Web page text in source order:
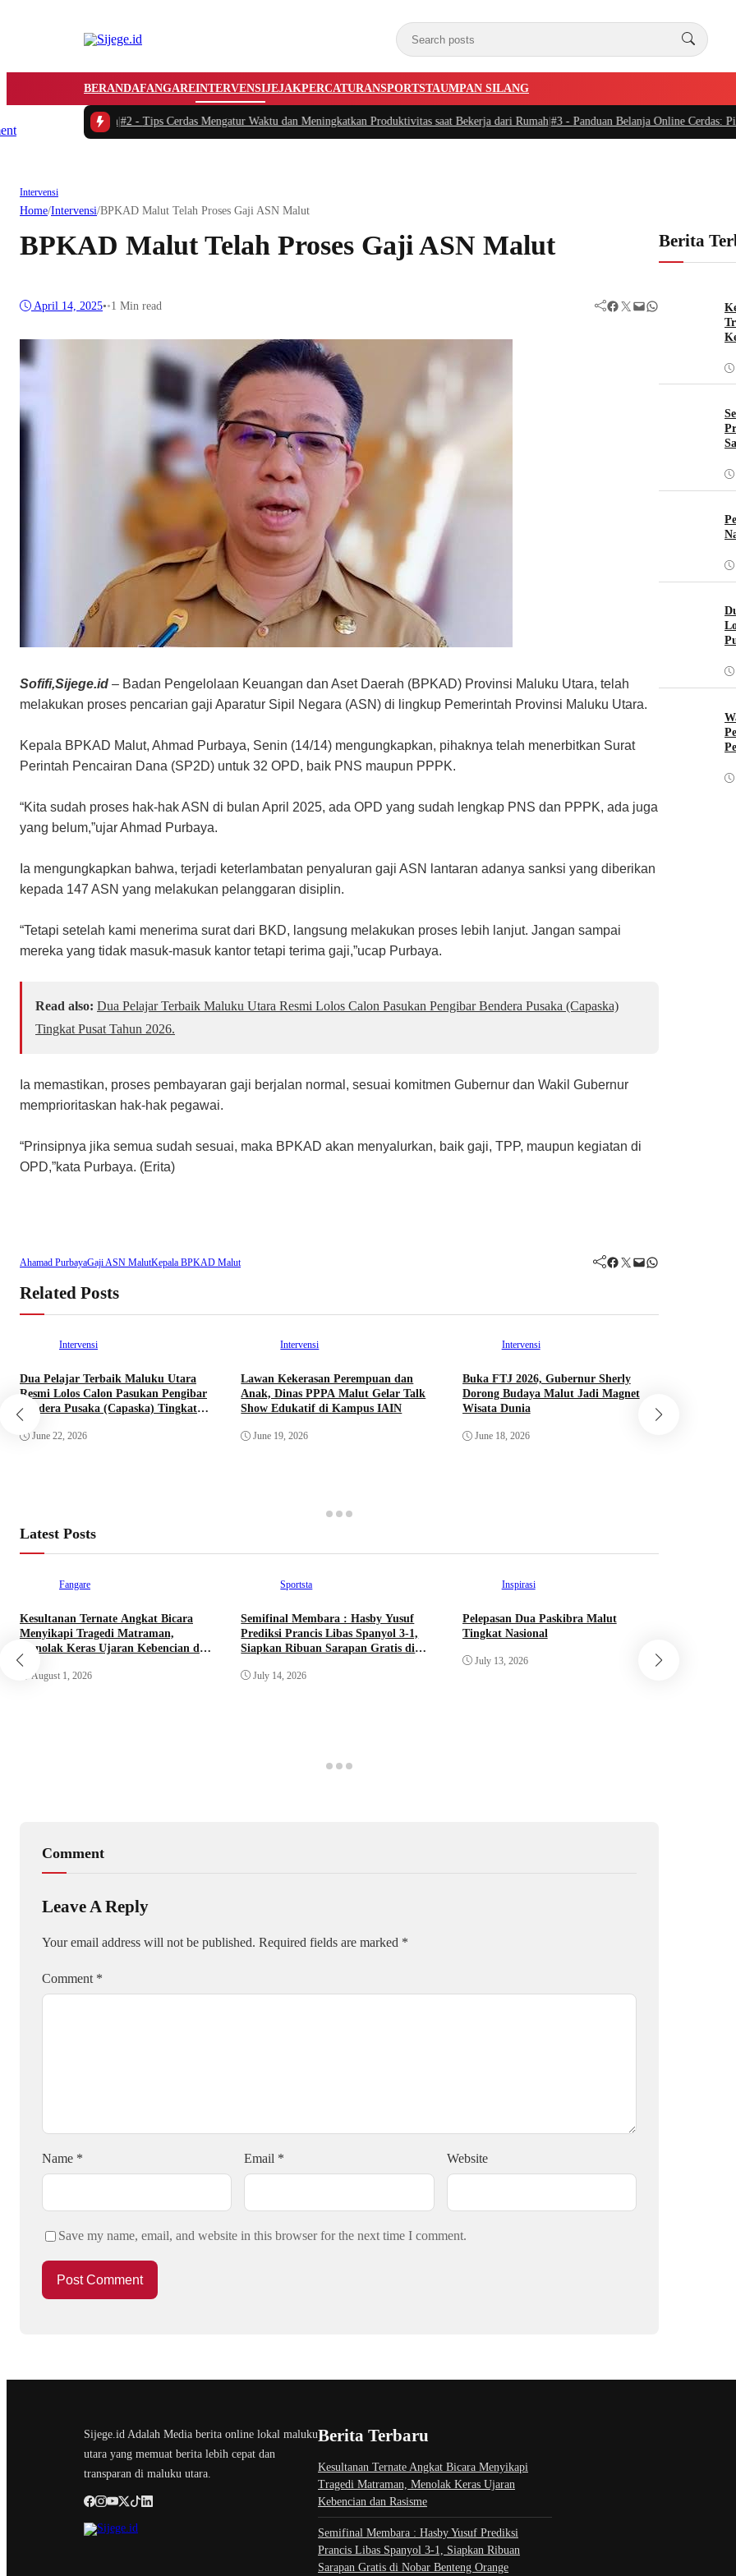
BERANDAFANGAREINTERVENSIJEJAKPERCATURANSPORTSTAUMPAN SILANG
Tips Cerdas Mengatur Waktu dan Meningkatkan Produktivitas saat Bekerja dari Rumah |#3 -Panduan Belanja Online Cerdas: Pilih Produk
Intervensi
Home/Intervensi/BPKAD Malut Telah Proses Gaji ASN Malut
BPKAD Malut Telah Proses Gaji ASN Malut
April 14, 2025••1 Min read Facebook Twitter Mail WhatsApp
Sofifi,Sijege.id – Badan Pengelolaan Keuangan dan Aset Daerah (BPKAD) Provinsi Maluku Utara, telah
melakukan proses pencarian gaji Aparatur Sipil Negara (ASN) di lingkup Pemerintah Provinsi Maluku Utara.
Kepala BPKAD Malut, Ahmad Purbaya, Senin (14/14) mengungkapkan, pihaknya telah menerbitkan Surat
Perintah Pencairan Dana (SP2D) untuk 32 OPD, baik PNS maupun PPPK.
“Kita sudah proses hak-hak ASN di bulan April 2025, ada OPD yang sudah lengkap PNS dan PPPK, ada juga
yang belum,”ujar Ahmad Purbaya.
Ia mengungkapkan bahwa, terjadi keterlambatan penyaluran gaji ASN lantaran adanya sanksi yang diberikan
kepada 147 ASN yang melakukan pelanggaran disiplin.
“Tetapi setelah kami menerima surat dari BKD, langsung melakukan proses lebih lanjut. Jangan sampai
mereka yang tidak masuk-masuk kantor tetapi terima gaji,”ucap Purbaya.
Read also: Dua Pelajar Terbaik Maluku Utara Resmi Lolos Calon Pasukan Pengibar Bendera Pusaka (Capaska)
Tingkat Pusat Tahun 2026.
Ia memastikan, proses pembayaran gaji berjalan normal, sesuai komitmen Gubernur dan Wakil Gubernur
memprioritaskan hak-hak pegawai.
“Prinsipnya jika semua sudah sesuai, maka BPKAD akan menyalurkan, baik gaji, TPP, maupun kegiatan di
OPD,”kata Purbaya. (Erita)
Ahamad PurbayaGaji ASN MalutKepala BPKAD Malut Facebook Twitter Mail WhatsApp
Related Posts
Intervensi
Dua Pelajar Terbaik Maluku Utara
Resmi Lolos Calon Pasukan Pengibar
Bendera Pusaka (Capaska) Tingkat
Pusat Tahun 2026.
June 22, 2026
Intervensi
Lawan Kekerasan Perempuan dan
Anak, Dinas PPPA Malut Gelar Talk
Show Edukatif di Kampus IAIN
June 19, 2026
Intervensi
Buka FTJ 2026, Gubernur Sherly
Dorong Budaya Malut Jadi Magnet
Wisata Dunia
June 18, 2026
Latest Posts
Fangare
Kesultanan Ternate Angkat Bicara
Menyikapi Tragedi Matraman,
Menolak Keras Ujaran Kebencian dan
Rasisme
August 1, 2026
Sportsta
Semifinal Membara : Hasby Yusuf
Prediksi Prancis Libas Spanyol 3-1,
Siapkan Ribuan Sarapan Gratis di
July 14, 2026
Inspirasi
Pelepasan Dua Paskibra Malut
Tingkat Nasional
July 13, 2026
Comment
Leave A Reply
Your email address will not be published. Required fields are marked *
Comment *
Name * Email * Website
Save my name, email, and website in this browser for the next time I comment.
Berita
Sijege.id Adalah Media berita online lokal maluku
utara yang memuat berita lebih cepat dan
transparan di maluku utara.
Berita Terbaru
Kesultanan Ternate Angkat Bicara Menyikapi
Tragedi Matraman, Menolak Keras Ujaran
Kebencian dan Rasisme
Semifinal Membara : Hasby Yusuf Prediksi
Prancis Libas Spanyol 3-1, Siapkan Ribuan
Sarapan Gratis di Nobar Benteng Orange